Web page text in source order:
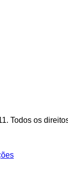
Todos os